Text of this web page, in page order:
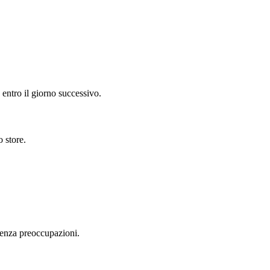
il giorno successivo.
store.
preoccupazioni.